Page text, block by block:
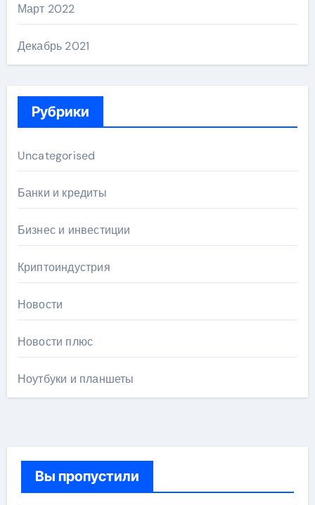
Март 2022
Декабрь 2021
Рубрики
Uncategorised
Банки и кредиты
Бизнес и инвестиции
Криптоиндустрия
Новости
Новости плюс
Ноутбуки и планшеты
Вы пропустили